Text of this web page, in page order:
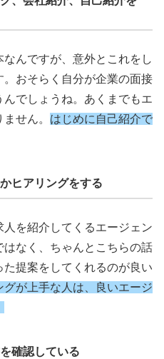
んですが、意外とこれをし
おそらく自分が企業の面接
でしょうね。あくまでもエ
せん。 はじめに自己紹介で
ヒアリングをする
を紹介してくるエージェン
はなく、ちゃんとこちらの話
提案をしてくれるのが良い
グが上手な人は、良いエージ
確認している